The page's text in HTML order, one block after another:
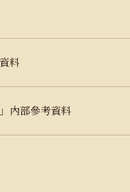
料
內部參考資料